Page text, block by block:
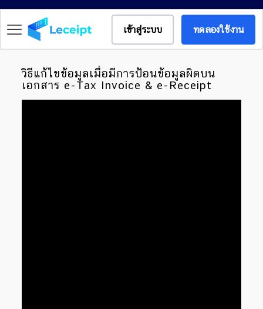
เข้าสู่ระบบ ทดลองใช้งาน
วิธีแก้ไขข้อมูลเมื่อมีการป้อนข้อมูลผิดบน
เอกสาร e-Tax Invoice & e-Receipt